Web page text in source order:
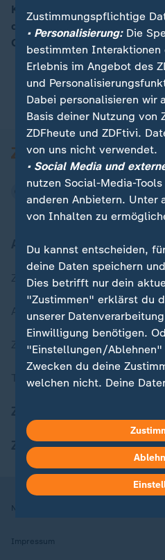
00:15
Krebserkrankung öffentlich
der ganzen Welt haben
Genesungswünsche aus.
Aktuell bei ZDFheute
Zuletzt veröffentlicht
Aktuelle Sendungs-Videos
ZDFheute Stories
Themen im Überblick
ZDFheute Apps
Nutzungsbedingungen
Impressum
Zustimmungspflichtige
• Personalisierung:Die
bestimmten
Erlebnis im Angebot des
und
Dabei personalisieren wir
Basis deiner Nutzung von
ZDFheute und ZDFtivi.
von uns nicht verwendet.
• Social Media und
nutzen Social-Media-
anderen Anbietern. Unter
von Inhalten zu
Du kannst entscheiden,
deine Daten speichern
Dies betrifft nur dein
"Zustimmen" erklärst du
unserer
Einwilligung benötigen.
"Einstellungen/
Zwecken du deine
welchen nicht. Deine
Hier findest du das
Weitere Informationen
Datenschutzerklärung.